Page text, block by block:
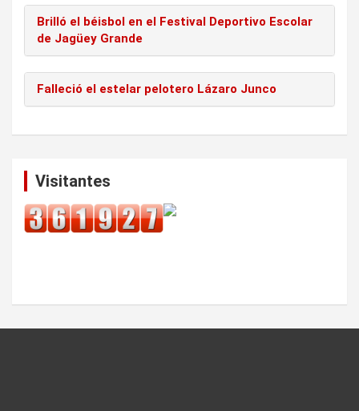
Brilló el béisbol en el Festival Deportivo Escolar
de Jagüey Grande
Falleció el estelar pelotero Lázaro Junco
Visitantes